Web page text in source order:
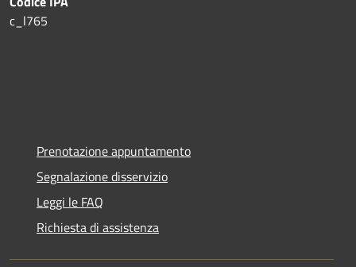
c_l765
Prenotazione appuntamento
Segnalazione disservizio
Leggi le FAQ
Richiesta di assistenza